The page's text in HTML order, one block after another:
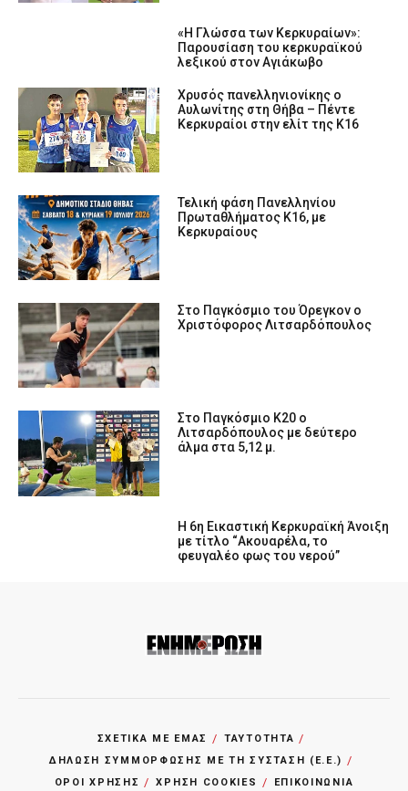
«Η Γλώσσα των Κερκυραίων»:
Παρουσίαση του κερκυραϊκού
λεξικού στον Αγιάκωβο
Χρυσός πανελληνιονίκης ο
Αυλωνίτης στη Θήβα – Πέντε
Κερκυραίοι στην ελίτ της Κ16
Τελική φάση Πανελληνίου
Πρωταθλήματος Κ16, με
Κερκυραίους
Στο Παγκόσμιο του Όρεγκον ο
Χριστόφορος Λιτσαρδόπουλος
Στο Παγκόσμιο Κ20 ο
Λιτσαρδόπουλος με δεύτερο
άλμα στα 5,12 μ.
Η 6η Εικαστική Κερκυραϊκή Άνοιξη
με τίτλο “Ακουαρέλα, το
φευγαλέο φως του νερού”
ΣΧΕΤΙΚΑ ΜΕ ΕΜΑΣ
ΤΑΥΤΟΤΗΤΑ
ΔΗΛΩΣΗ ΣΥΜΜΟΡΦΩΣΗΣ ΜΕ ΤΗ ΣΥΣΤΑΣΗ (Ε.Ε.)
ΌΡΟΙ ΧΡΗΣΗΣ
ΧΡΗΣΗ COOKIES ΕΠΙΚΟΙΝΩΝΙΑ